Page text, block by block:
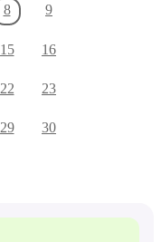
8 9
15 16
22 23
29 30